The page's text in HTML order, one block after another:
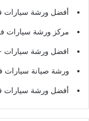
أفضل ورشة سيارات
مركز ورشة سيارات
افضل ورشة سيارات
ورشة صيانة سيارات
أفضل ورشة سيارات